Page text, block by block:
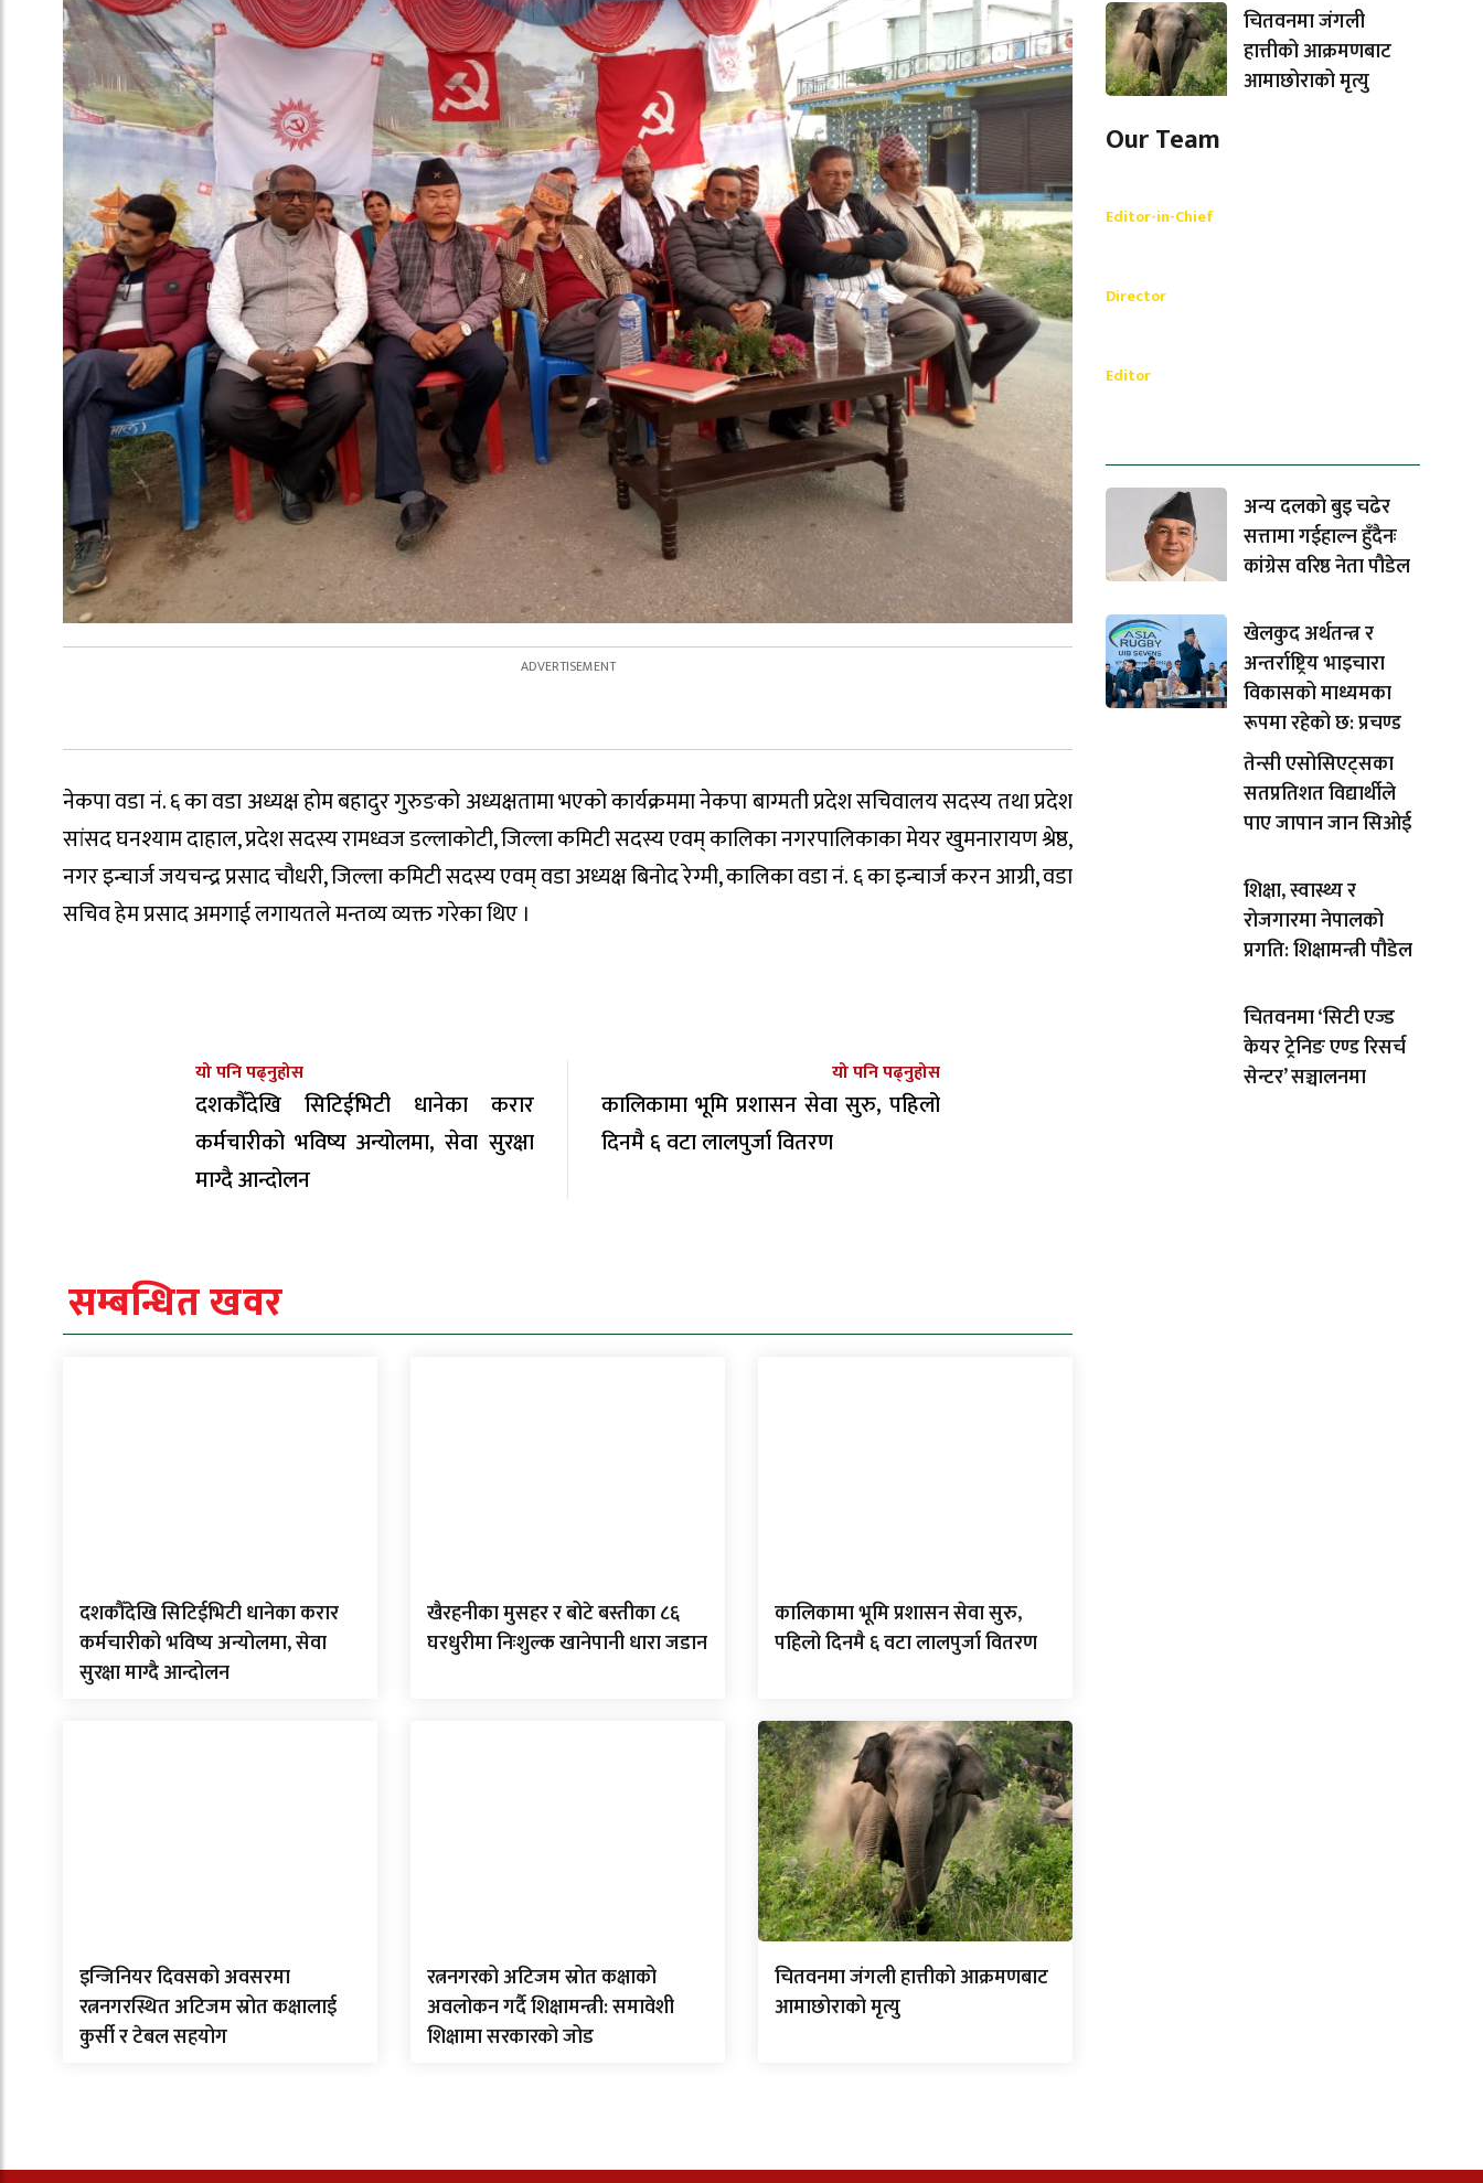
नेकपा वडा नं. ६ का वडा अध्यक्ष होम बहादुर गुरुङको अध्यक्षतामा भएको कार्यक्रममा नेकपा बाग्मती प्रदेश सचिवालय सदस्य तथा प्रदेश
सांसद घनश्याम दाहाल, प्रदेश सदस्य रामध्वज डल्लाकोटी, जिल्ला कमिटी सदस्य एवम् कालिका नगरपालिकाका मेयर खुमनारायण श्रेष्ठ,
नगर इन्चार्ज जयचन्द्र प्रसाद चौधरी, जिल्ला कमिटी सदस्य एवम् वडा अध्यक्ष बिनोद रेग्मी, कालिका वडा नं. ६ का इन्चार्ज करन आग्री, वडा
सचिव हेम प्रसाद अमगाई लगायतले मन्तव्य व्यक्त गरेका थिए ।
यो पनि पढ्नुहोस
दशकौँदेखि सिटिईभिटी धानेका करार
कर्मचारीको भविष्य अन्योलमा, सेवा सुरक्षा
माग्दै आन्दोलन
यो पनि पढ्नुहोस
कालिकामा भूमि प्रशासन सेवा सुरु, पहिलो
दिनमै ६ वटा लालपुर्जा वितरण
सम्बन्धित खवर
दशकौँदेखि सिटिईभिटी धानेका करार
कर्मचारीको भविष्य अन्योलमा, सेवा
सुरक्षा माग्दै आन्दोलन
खैरहनीका मुसहर र बोटे बस्तीका ८६
घरधुरीमा निःशुल्क खानेपानी धारा जडान
कालिकामा भूमि प्रशासन सेवा सुरु,
पहिलो दिनमै ६ वटा लालपुर्जा वितरण
इन्जिनियर दिवसको अवसरमा
रत्ननगरस्थित अटिजम स्रोत कक्षालाई
कुर्सी र टेबल सहयोग
रत्ननगरको अटिजम स्रोत कक्षाको
अवलोकन गर्दै शिक्षामन्त्री: समावेशी
शिक्षामा सरकारको जोड
चितवनमा जंगली हात्तीको आक्रमणबाट
आमाछोराको मृत्यु
चितवनमा जंगली
हात्तीको आक्रमणबाट
आमाछोराको मृत्यु
Our Team
Editor-in-Chief
Director
Editor
अन्य दलको बुइ चढेर
सत्तामा गईहाल्न हुँदैनः
कांग्रेस वरिष्ठ नेता पौडेल
खेलकुद अर्थतन्त्र र
अन्तर्राष्ट्रिय भाइचारा
विकासको माध्यमका
रूपमा रहेको छ: प्रचण्ड
तेन्सी एसोसिएट्सका
सतप्रतिशत विद्यार्थीले
पाए जापान जान सिओई
शिक्षा, स्वास्थ्य र
रोजगारमा नेपालको
प्रगति: शिक्षामन्त्री पौडेल
चितवनमा ‘सिटी एज्ड
केयर ट्रेनिङ एण्ड रिसर्च
सेन्टर’ सञ्चालनमा